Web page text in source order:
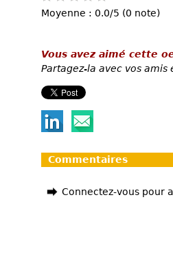
Moyenne : 0.0/5 (0 note)
Vous avez aimé cette
Partagez-la avec vos
Commentaires
Connectez-vous pour